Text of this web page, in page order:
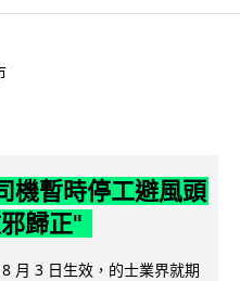
機暫時停工避風頭
歸正"
月 3 日生效，的士業界就期